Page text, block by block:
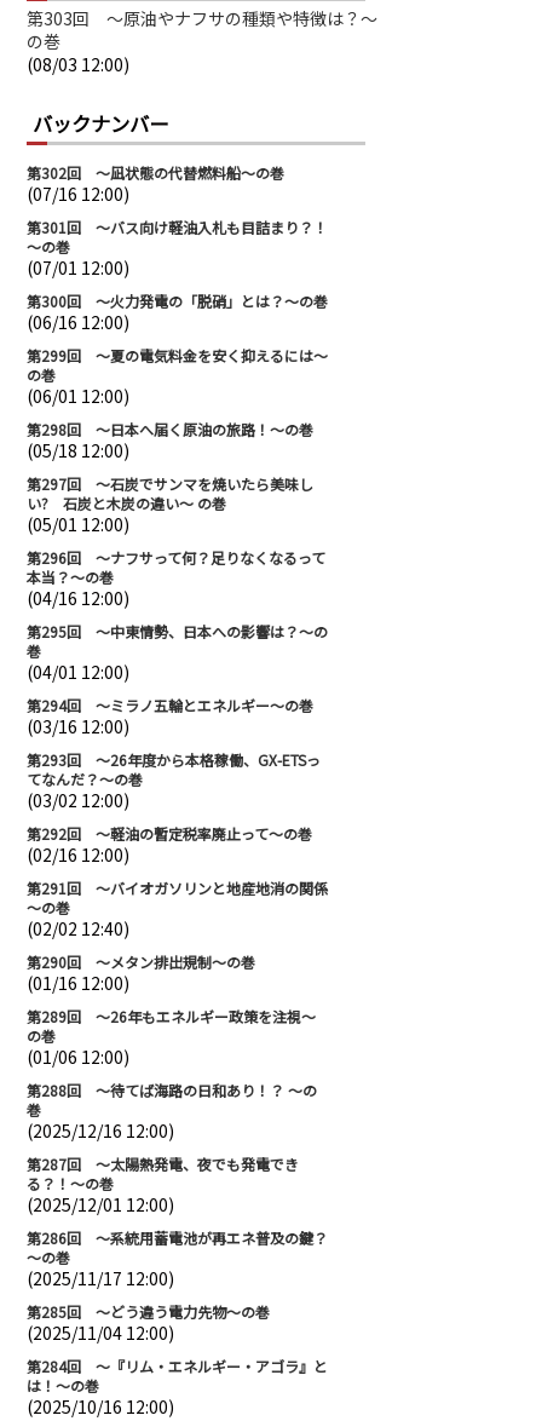
第303回 ～原油やナフサの種類や特徴は？～
の巻
(08/03 12:00)
バックナンバー
第302回 ～凪状態の代替燃料船～の巻
(07/16 12:00)
第301回 ～バス向け軽油入札も目詰まり？！
～の巻
(07/01 12:00)
第300回 ～火力発電の「脱硝」とは？～の巻
(06/16 12:00)
第299回 ～夏の電気料金を安く抑えるには～
の巻
(06/01 12:00)
第298回 ～日本へ届く原油の旅路！～の巻
(05/18 12:00)
第297回 ～石炭でサンマを焼いたら美味し
い? 石炭と木炭の違い～ の巻
(05/01 12:00)
第296回 ～ナフサって何？足りなくなるって
本当？～の巻
(04/16 12:00)
第295回 ～中東情勢、日本への影響は？～の
巻
(04/01 12:00)
第294回 ～ミラノ五輪とエネルギー～の巻
(03/16 12:00)
第293回 ～26年度から本格稼働、GX-ETSっ
てなんだ？～の巻
(03/02 12:00)
第292回 ～軽油の暫定税率廃止って～の巻
(02/16 12:00)
第291回 ～バイオガソリンと地産地消の関係
～の巻
(02/02 12:40)
第290回 ～メタン排出規制～の巻
(01/16 12:00)
第289回 ～26年もエネルギー政策を注視～
の巻
(01/06 12:00)
第288回 ～待てば海路の日和あり！？ ～の
巻
(2025/12/16 12:00)
第287回 ～太陽熱発電、夜でも発電でき
る？！～の巻
(2025/12/01 12:00)
第286回 ～系統用蓄電池が再エネ普及の鍵？
～の巻
(2025/11/17 12:00)
第285回 ～どう違う電力先物～の巻
(2025/11/04 12:00)
第284回 ～『リム・エネルギー・アゴラ』と
は！～の巻
(2025/10/16 12:00)